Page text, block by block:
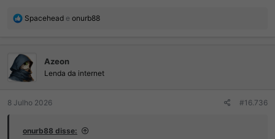
R
õ
e
s
Spacehead e onurb88
Azeon
Lenda da internet
8 Julho 2026 #16.736
onurb88 disse: